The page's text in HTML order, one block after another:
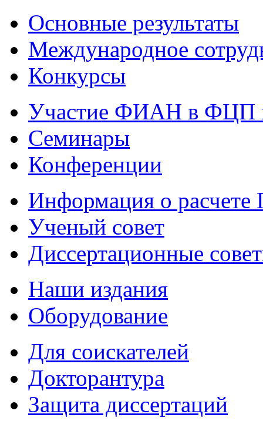
Основные результаты
Международное
Конкурсы
Участие ФИАН в ФЦП
Семинары
Конференции
Информация о
Ученый совет
Диссертационные
Наши издания
Оборудование
Для соискателей
Докторантура
Защита диссертаций